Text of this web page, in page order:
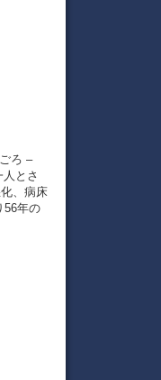
ろ –
とさ
、病床
56年の